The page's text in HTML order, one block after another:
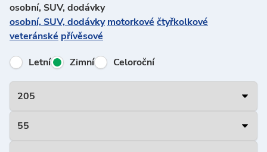
osobní, SUV, dodávky
osobní, SUV, dodávky motorkové čtyřkolkové
veteránské přívěsové
Letní
Zimní Celoroční